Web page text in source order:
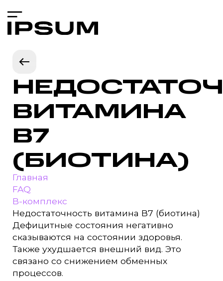
ВИТАМИНА
В7
(БИОТИНА)
Главная
FAQ
B-комплекс
Недостаточность витамина В7 (биотина)
Дефицитные состояния негативно
сказываются на состоянии здоровья.
Также ухудшается внешний вид. Это
связано со снижением обменных
процессов.